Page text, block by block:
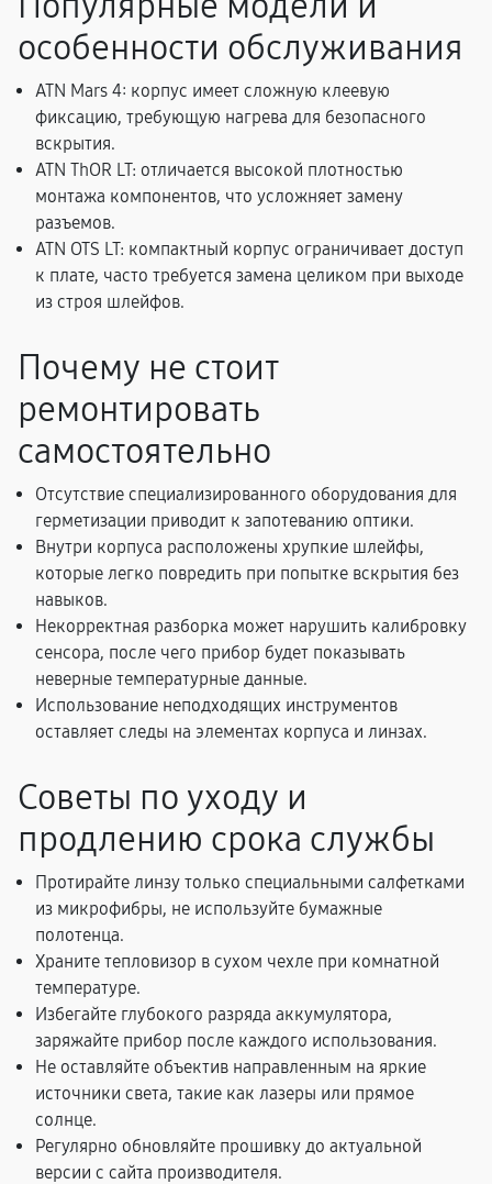
особенности обслуживания
ATN Mars 4: корпус имеет сложную клеевую
фиксацию, требующую нагрева для безопасного
вскрытия.
ATN ThOR LT: отличается высокой плотностью
монтажа компонентов, что усложняет замену
разъемов.
ATN OTS LT: компактный корпус ограничивает доступ
к плате, часто требуется замена целиком при выходе
из строя шлейфов.
Почему не стоит
ремонтировать
самостоятельно
Отсутствие специализированного оборудования для
герметизации приводит к запотеванию оптики.
Внутри корпуса расположены хрупкие шлейфы,
которые легко повредить при попытке вскрытия без
навыков.
Некорректная разборка может нарушить калибровку
сенсора, после чего прибор будет показывать
неверные температурные данные.
Использование неподходящих инструментов
оставляет следы на элементах корпуса и линзах.
Советы по уходу и
продлению срока службы
Протирайте линзу только специальными салфетками
из микрофибры, не используйте бумажные
полотенца.
Храните тепловизор в сухом чехле при комнатной
температуре.
Избегайте глубокого разряда аккумулятора,
заряжайте прибор после каждого использования.
Не оставляйте объектив направленным на яркие
источники света, такие как лазеры или прямое
солнце.
Регулярно обновляйте прошивку до актуальной
версии с сайта производителя.